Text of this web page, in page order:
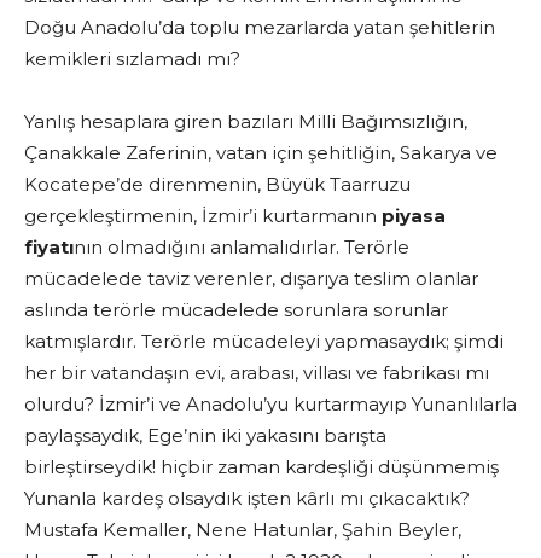
Doğu Anadolu’da toplu mezarlarda yatan şehitlerin
kemikleri sızlamadı mı?
Yanlış hesaplara giren bazıları Milli Bağımsızlığın,
Çanakkale Zaferinin, vatan için şehitliğin, Sakarya ve
Kocatepe’de direnmenin, Büyük Taarruzu
gerçekleştirmenin, İzmir’i kurtarmanın piyasa
fiyatının olmadığını anlamalıdırlar. Terörle
mücadelede taviz verenler, dışarıya teslim olanlar
aslında terörle mücadelede sorunlara sorunlar
katmışlardır. Terörle mücadeleyi yapmasaydık; şimdi
her bir vatandaşın evi, arabası, villası ve fabrikası mı
olurdu? İzmir’i ve Anadolu’yu kurtarmayıp Yunanlılarla
paylaşsaydık, Ege’nin iki yakasını barışta
birleştirseydik! hiçbir zaman kardeşliği düşünmemiş
Yunanla kardeş olsaydık işten kârlı mı çıkacaktık?
Mustafa Kemaller, Nene Hatunlar, Şahin Beyler,